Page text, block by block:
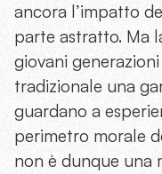
ancora l’impatto
parte astratto. Ma
giovani
tradizionale una
guardano a
perimetro morale
non è dunque una